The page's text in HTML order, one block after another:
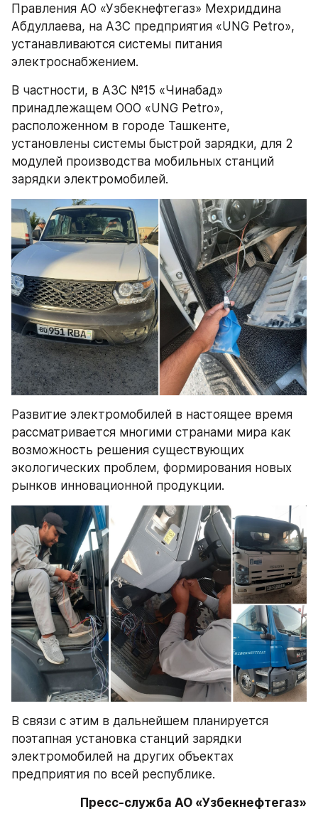
Правления АО «Узбекнефтегаз» Мехриддина
Абдуллаева, на АЗС предприятия «UNG Petro»,
устанавливаются системы питания
электроснабжением.
В частности, в АЗС №15 «Чинабад»
принадлежащем ООО «UNG Petro»,
расположенном в городе Ташкенте,
установлены системы быстрой зарядки, для 2
модулей производства мобильных станций
зарядки электромобилей.
Развитие электромобилей в настоящее время
рассматривается многими странами мира как
возможность решения существующих
экологических проблем, формирования новых
рынков инновационной продукции.
В связи с этим в дальнейшем планируется
поэтапная установка станций зарядки
электромобилей на других объектах
предприятия по всей республике.
Пресс-служба АО «Узбекнефтегаз»